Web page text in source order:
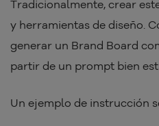
Tradicionalmente, crear
y herramientas de diseño.
generar un Brand Board
partir de un prompt bien
Un ejemplo de instrucción